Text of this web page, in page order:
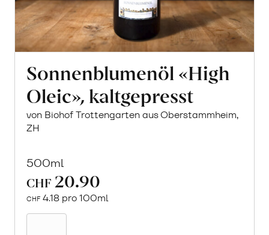
Sonnenblumenöl «High
Oleic», kaltgepresst
von Biohof Trottengarten aus Oberstammheim,
ZH
500ml
CHF 20.90
CHF 4.18 pro 100ml